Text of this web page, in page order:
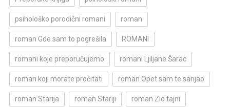
psihološko porodični romani roman
roman Gde sam to pogrešila ROMANI
romani koje preporučujemo romani Ljiljane Šarac
roman koji morate pročitati roman Opet sam te sanjao
roman Starija roman Stariji roman Zid tajni